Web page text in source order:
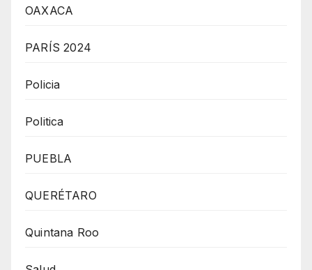
OAXACA
PARÍS 2024
Policia
Politica
PUEBLA
QUERÉTARO
Quintana Roo